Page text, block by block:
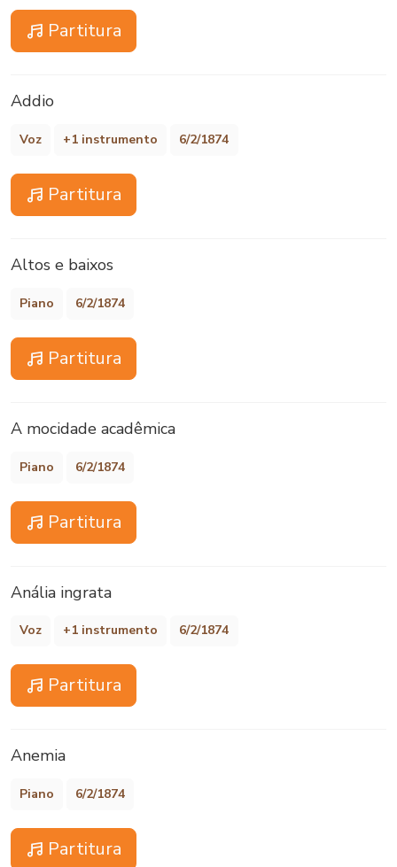
Partitura
Addio
Voz +1 instrumento 6/2/1874
Partitura
Altos e baixos
Piano 6/2/1874
Partitura
A mocidade acadêmica
Piano 6/2/1874
Partitura
Anália ingrata
Voz +1 instrumento 6/2/1874
Partitura
Anemia
Piano 6/2/1874
Partitura